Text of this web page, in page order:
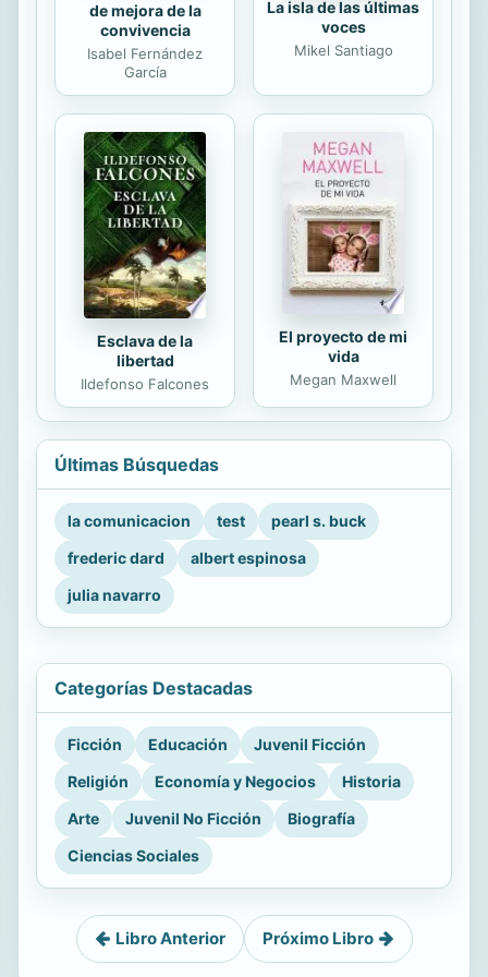
de mejora de la
convivencia
Isabel Fernández
García
La isla de las últimas
voces
Mikel Santiago
Esclava de la
libertad
Ildefonso Falcones
El proyecto de mi
vida
Megan Maxwell
Últimas Búsquedas
la comunicacion test
pearl s. buck
frederic dard
albert espinosa
julia navarro
Categorías Destacadas
Ficción Educación
Juvenil Ficción
Religión
Economía y Negocios
Historia
Arte
Juvenil No Ficción
Biografía
Ciencias Sociales
Libro Anterior Próximo Libro